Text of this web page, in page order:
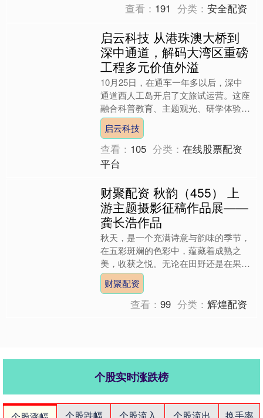
查看： 191 分类：安全配资
启云科技 从港珠澳大桥到
深中通道，解码大湾区重磅
工程多元价值外溢
10月25日，在通车一年多以后，深中
通道西人工岛开启了文旅试运营。这座
融合科普教育、主题观光、研学体验等
多元体验的人工岛，未来将有望打造成
为粤港澳大湾区“科技+....
启云科技
查看： 105 分类：在线股票配资
平台
财聚配资 秋韵（455） 上
游主题摄影征稿作品展——
龚长浩作品
秋天，是一个充满诗意与韵味的季节，
在五彩斑斓的色彩中，蕴藏着成熟之
美，收获之悦。无论在田野还是在果
园，处处彰显着绚丽与成熟。让我们在
金秋时节相约上游，体验丰收的....
财聚配资
查看：99 分类：辉煌配资
个股实时涨跌榜
个股跌幅 个股流入 个股流出 换手率